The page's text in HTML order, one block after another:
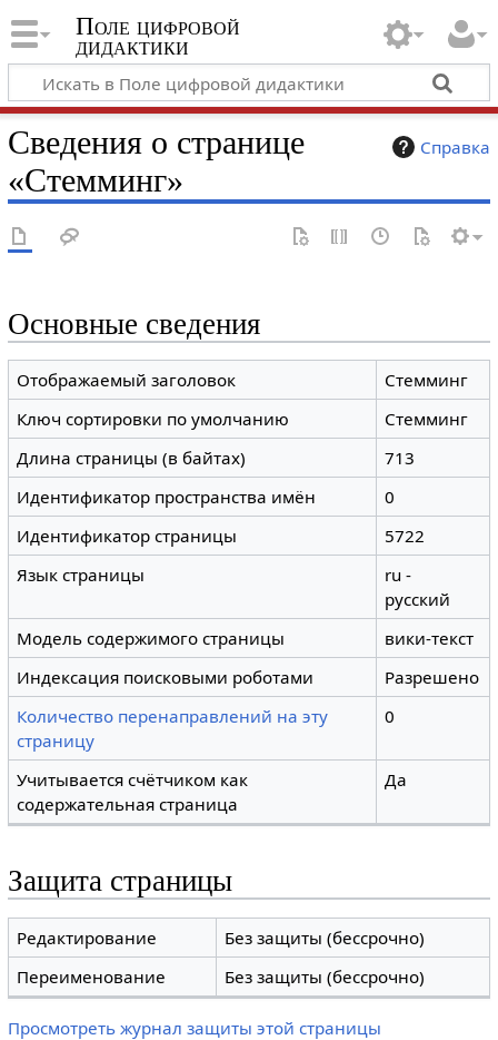
Поле цифровой
дидактики
Справка
Сведения о странице
«Стемминг»
Основные сведения
Отображаемый заголовок
Стемминг
Ключ сортировки по умолчанию
Стемминг
Длина страницы (в байтах)
713
Идентификатор пространства имён
0
Идентификатор страницы
5722
Язык страницы
ru -
русский
Модель содержимого страницы
вики-текст
Индексация поисковыми роботами
Разрешено
Количество перенаправлений на эту
страницу
0
Учитывается счётчиком как
содержательная страница
Да
Защита страницы
Редактирование
Без защиты (бессрочно)
Переименование
Без защиты (бессрочно)
Просмотреть журнал защиты этой страницы